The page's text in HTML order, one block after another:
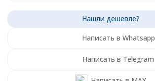
Написать в Whatsapp
Написать в Telegram